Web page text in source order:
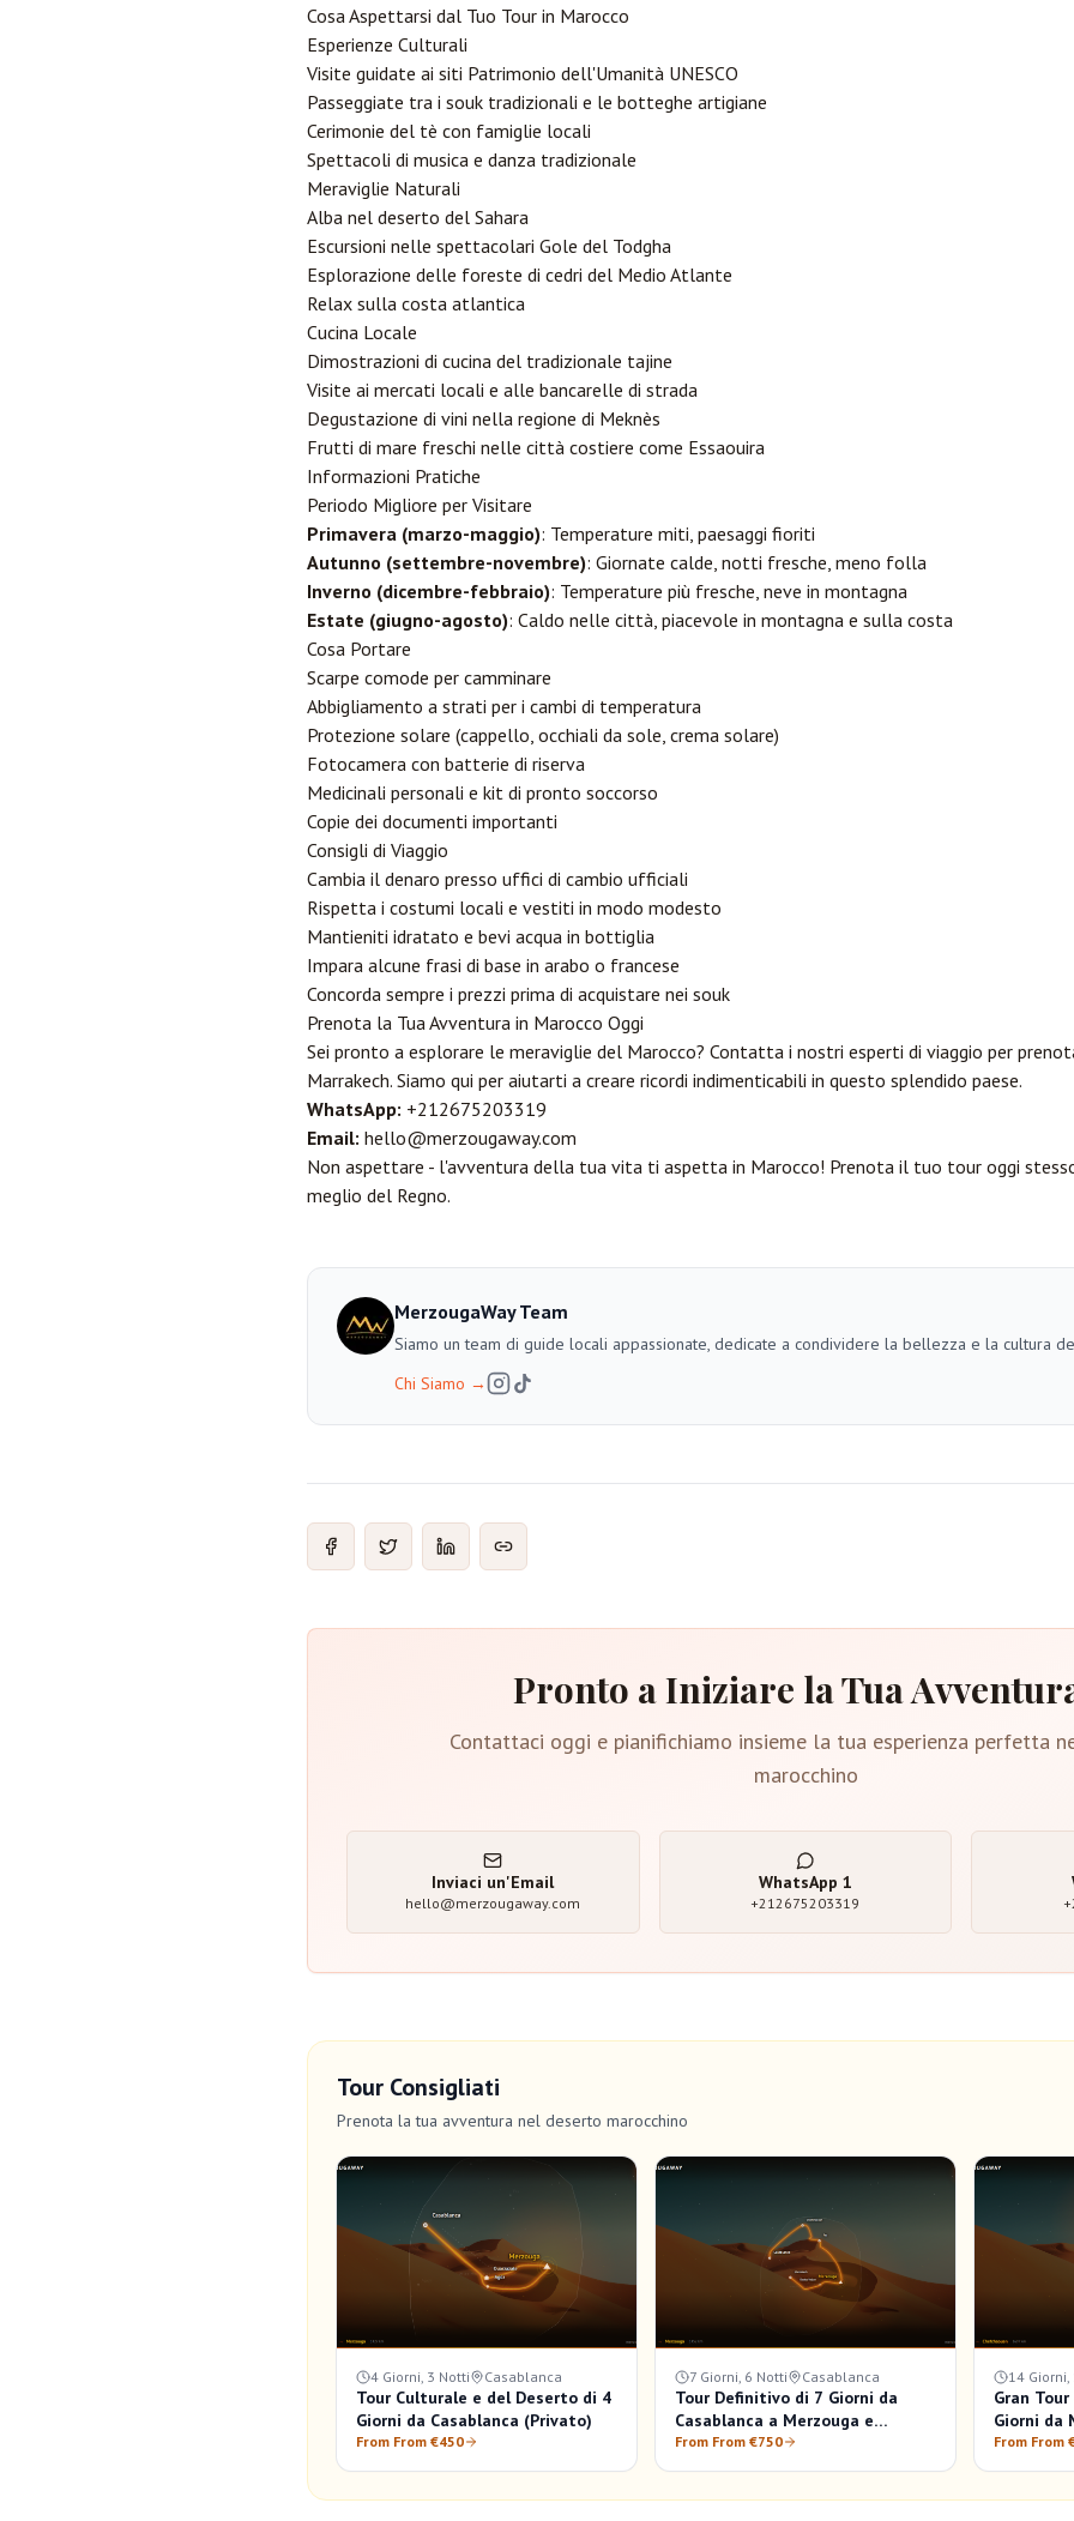
Cosa Aspettarsi dal Tuo Tour in Marocco
Esperienze Culturali
Visite guidate ai siti Patrimonio dell'Umanità UNESCO
Passeggiate tra i souk tradizionali e le botteghe artigiane
Cerimonie del tè con famiglie locali
Spettacoli di musica e danza tradizionale
Meraviglie Naturali
Alba nel deserto del Sahara
Escursioni nelle spettacolari Gole del Todgha
Esplorazione delle foreste di cedri del Medio Atlante
Relax sulla costa atlantica
Cucina Locale
Dimostrazioni di cucina del tradizionale tajine
Visite ai mercati locali e alle bancarelle di strada
Degustazione di vini nella regione di Meknès
Frutti di mare freschi nelle città costiere come Essaouira
Informazioni Pratiche
Periodo Migliore per Visitare
Primavera (marzo-maggio): Temperature miti, paesaggi fioriti
Autunno (settembre-novembre): Giornate calde, notti fresche, meno folla
Inverno (dicembre-febbraio): Temperature più fresche, neve in montagna
Estate (giugno-agosto): Caldo nelle città, piacevole in montagna e sulla costa
Cosa Portare
Scarpe comode per camminare
Abbigliamento a strati per i cambi di temperatura
Protezione solare (cappello, occhiali da sole, crema solare)
Fotocamera con batterie di riserva
Medicinali personali e kit di pronto soccorso
Copie dei documenti importanti
Consigli di Viaggio
Cambia il denaro presso uffici di cambio ufficiali
Rispetta i costumi locali e vestiti in modo modesto
Mantieniti idratato e bevi acqua in bottiglia
Impara alcune frasi di base in arabo o francese
Concorda sempre i prezzi prima di acquistare nei souk
Prenota la Tua Avventura in Marocco Oggi
Sei pronto a esplorare le meraviglie del Marocco? Contatta i nostri esperti di viaggio per
Marrakech. Siamo qui per aiutarti a creare ricordi indimenticabili in questo splendido paese.
WhatsApp: +212675203319
Email: hello@merzougaway.com
Non aspettare - l'avventura della tua vita ti aspetta in Marocco! Prenota il tuo tour oggi
meglio del Regno.
MerzougaWay Team
Siamo un team di guide locali appassionate, dedicate a condividere la bellezza e la cultura
Chi Siamo →
Pronto a Iniziare la Tua
Contattaci oggi e pianifichiamo insieme la tua esperienza perfetta
marocchino
Inviaci un'Email
hello@merzougaway.com
WhatsApp 1
+212675203319
Tour Consigliati
Prenota la tua avventura nel deserto marocchino
4 Giorni, 3 Notti Casablanca
Tour Culturale e del Deserto di 4
Giorni da Casablanca (Privato)
From From €450
7 Giorni, 6 Notti Casablanca
Tour Definitivo di 7 Giorni da
Casablanca a Merzouga e
Marrakech: Grande Avventura in
Marocco
From From €750
14
Gran
Giorni da
From From